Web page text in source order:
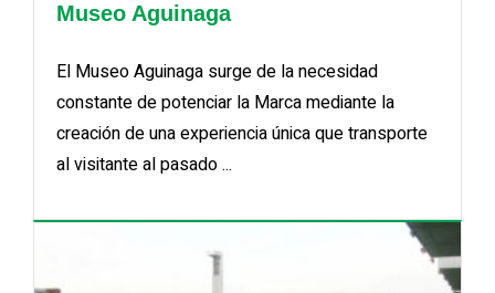
Museo Aguinaga
El Museo Aguinaga surge de la necesidad
constante de potenciar la Marca mediante la
creación de una experiencia única que transporte
al visitante al pasado ...